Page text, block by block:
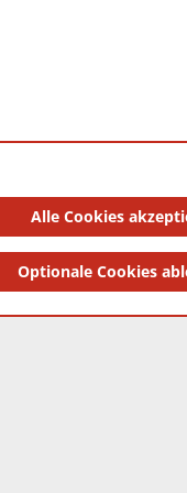
Datenschutzerklärung
Alle Cookies
Optionale Cookies